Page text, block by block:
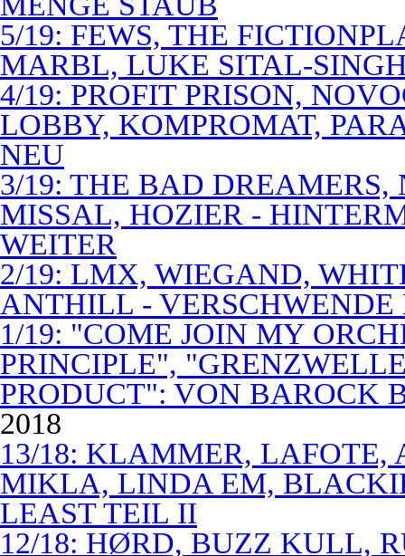
5/19: FEWS, THE
MARBL, LUKE SITAL-
4/19: PROFIT PRISON,
LOBBY, KOMPROMAT,
NEU
3/19: THE BAD
MISSAL, HOZIER -
WEITER
2/19: LMX, WIEGAND,
ANTHILL -
1/19: "COME JOIN MY
PRINCIPLE",
PRODUCT": VON BAROCK
2018
13/18: KLAMMER,
MIKLA, LINDA EM,
LEAST TEIL II
12/18: HØRD, BUZZ KULL,